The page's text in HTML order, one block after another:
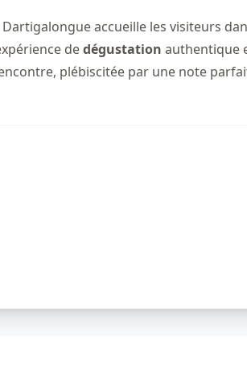
accueille les visiteurs
dedégustation authentique
plébiscitée par une note